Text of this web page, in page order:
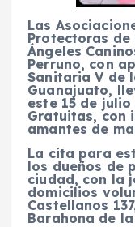
Las
Protectoras de
Ángeles
Perruno, con
Sanitaria V de
Guanajuato,
este 15 de
Gratuitas, con
amantes de
La cita para
los dueños de
ciudad, con la
domicilios
Castellanos
Barahona de